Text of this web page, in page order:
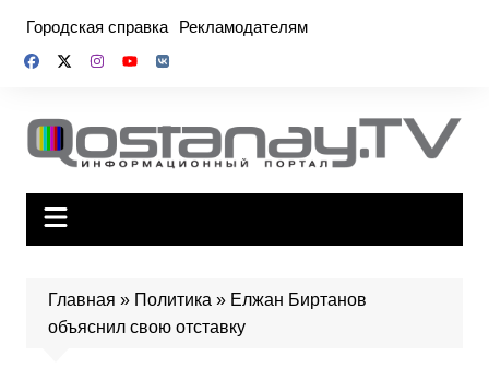
содержимому
Городская справка Рекламодателям
Главная » Политика » Елжан Биртанов
объяснил свою отставку